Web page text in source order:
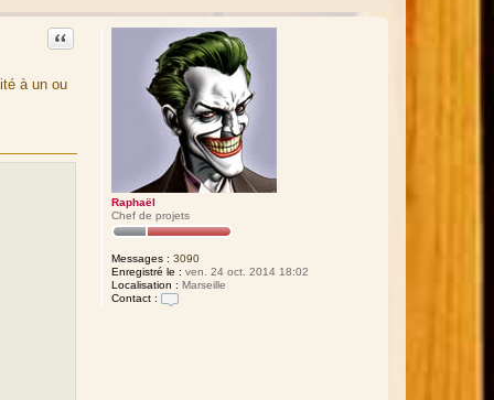
Raphaël
Chef de projets
Messages : 3090
Enregistré le : ven. 24 oct. 2014 18:02
Localisation : Marseille
Contact :
Citation
à un ou